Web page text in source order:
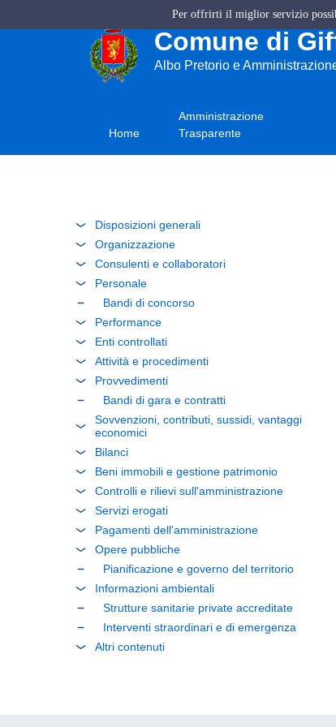
Comune di
Albo Pretorio e
Home
Amministrazione
Trasparente
Disposizioni generali
Organizzazione
Consulenti e collaboratori
Personale
Bandi di concorso
Performance
Enti controllati
Attività e procedimenti
Provvedimenti
Bandi di gara e contratti
Sovvenzioni, contributi, sussidi, vantaggi
economici
Bilanci
Beni immobili e gestione patrimonio
Controlli e rilievi sull'amministrazione
Servizi erogati
Pagamenti dell'amministrazione
Opere pubbliche
Pianificazione e governo del territorio
Informazioni ambientali
Strutture sanitarie private accreditate
Interventi straordinari e di emergenza
Altri contenuti
Per offrirti il miglior servizio